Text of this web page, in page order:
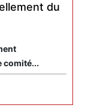
du
comité...